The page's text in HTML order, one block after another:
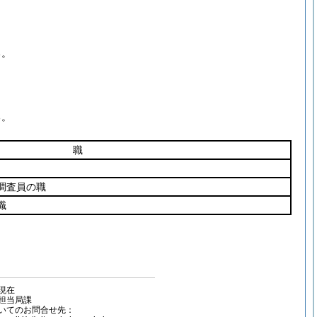
職
査員の職
在
当局課
てのお問合せ先：